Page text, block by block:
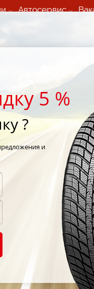
Автосервис
5 %
?
и